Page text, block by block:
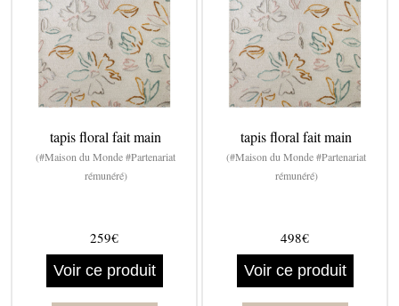
tapis floral fait main
(#Maison du Monde #Partenariat
rémunéré)
259€
Voir ce produit
tapis floral fait main
(#Maison du Monde #Partenariat
rémunéré)
498€
Voir ce produit